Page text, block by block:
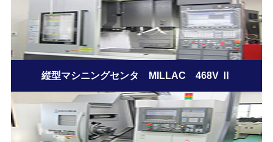
縦型マシニングセンタ MILLAC 468V Ⅱ